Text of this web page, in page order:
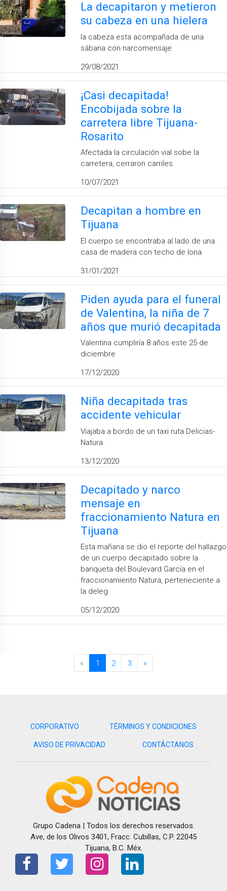
La decapitaron y metieron
su cabeza en una hielera
la cabeza esta acompañada de una
sábana con narcomensaje
29/08/2021
¡Casi decapitada!
Encobijada sobre la
carretera libre Tijuana-
Rosarito
Afectada la circulación vial sobe la
carretera, cerraron carriles.
10/07/2021
Decapitan a hombre en
Tijuana
El cuerpo se encontraba al lado de una
casa de madera con techo de lona
31/01/2021
Piden ayuda para el funeral
de Valentina, la niña de 7
años que murió decapitada
Valentina cumpliría 8 años este 25 de
diciembre
17/12/2020
Niña decapitada tras
accidente vehicular
Viajaba a bordo de un taxi ruta Delicias-
Natura
13/12/2020
Decapitado y narco
mensaje en
fraccionamiento Natura en
Tijuana
Esta mañana se dio el reporte del hallazgo
de un cuerpo decapitado sobre la
banqueta del Boulevard García en el
fraccionamiento Natura, perteneciente a
la deleg
05/12/2020
« 1 2 3 »
CORPORATIVO TÉRMINOS Y CONDICIONES
AVISO DE PRIVACIDAD CONTÁCTANOS
Grupo Cadena | Todos los derechos reservados.
Ave, de los Olivos 3401, Fracc. Cubillas, C.P. 22045
Tijuana, B.C. Méx.